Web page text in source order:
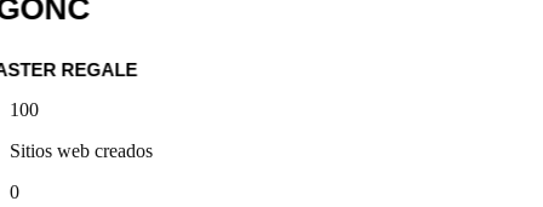
Media Markt
Lidl
Otto
100
Sitios web creados
0